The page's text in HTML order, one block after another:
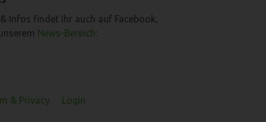
Infos findet Ihr auch auf Facebook,
News-Bereich:
& Privacy Login